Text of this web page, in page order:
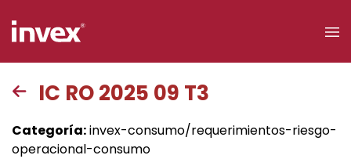
Acceso a
clientes
IC RO 2025 09 T3
Categoría:invex-consumo/requerimientos-riesgo-
operacional-consumo